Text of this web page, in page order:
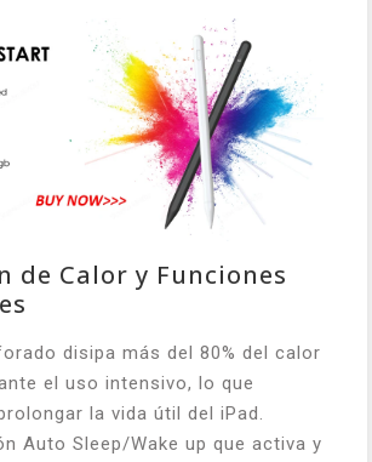
de Calor y Funciones
disipa más del 80% del calor
el uso intensivo, lo que
la vida útil del iPad.
Auto Sleep/Wake up que activa y